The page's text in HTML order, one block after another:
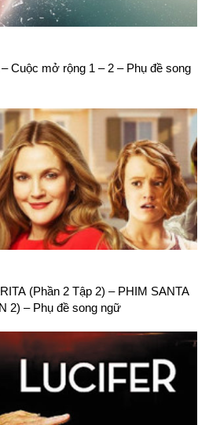
Cuộc mở rộng 1 – 2 – Phụ đề song
(Phần 2 Tập 2) – PHIM SANTA
2) – Phụ đề song ngữ